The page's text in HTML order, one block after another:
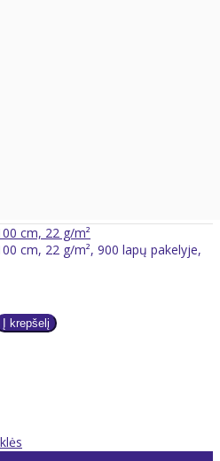
cm, 22 g/m²
cm, 22 g/m², 900 lapų pakelyje,